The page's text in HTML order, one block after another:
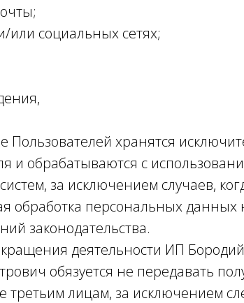
или социальных сетях;
хранятся
и обрабатываются с
за исключением случаев,
обработка персональных данных
законодательства.
деятельности ИП
обязуется не передавать
лицам, за исключением